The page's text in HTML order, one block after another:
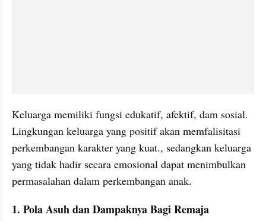
Keluarga memiliki fungsi edukatif, afektif, dam sosial.
Lingkungan keluarga yang positif akan memfalisitasi
perkembangan karakter yang kuat., sedangkan keluarga
yang tidak hadir secara emosional dapat menimbulkan
permasalahan dalam perkembangan anak.
1. Pola Asuh dan Dampaknya Bagi Remaja